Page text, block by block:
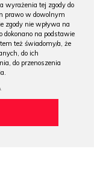
wyrażenia tej zgody do
prawo w dowolnym
zgody nie wpływa na
dokonano na podstawie
też świadomy/a, że
do ich
do przenoszenia